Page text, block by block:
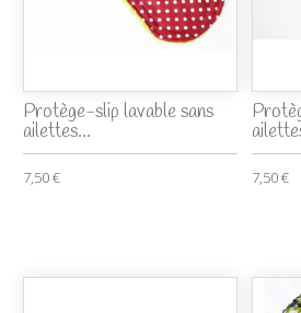
Protège-slip lavable sans
ailettes...
7,50 € 7,50 €